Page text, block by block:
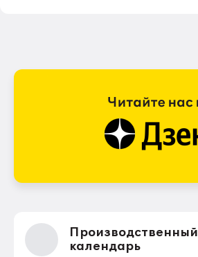
Производственный
календарь